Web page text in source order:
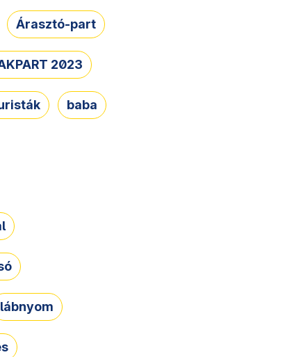
Árasztó-part
2023
baba
lábnyom